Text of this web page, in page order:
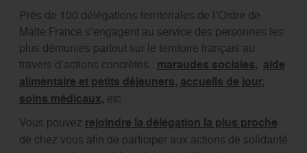
Près de 100 délégations territoriales de l’Ordre de
Malte France s’engagent au service des personnes les
plus démunies partout sur le territoire français au
travers d’actions concrètes : maraudes sociales, aide
alimentaire et petits déjeuners, accueils de jour,
soins médicaux, etc.
Vous pouvez rejoindre la délégation la plus proche
de chez vous afin de participer aux actions de solidarité